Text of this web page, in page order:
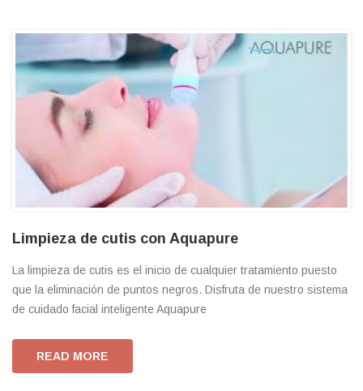
Limpieza de cutis con Aquapure
La limpieza de cutis es el inicio de cualquier tratamiento puesto
que la eliminación de puntos negros. Disfruta de nuestro sistema
de cuidado facial inteligente Aquapure
READ MORE